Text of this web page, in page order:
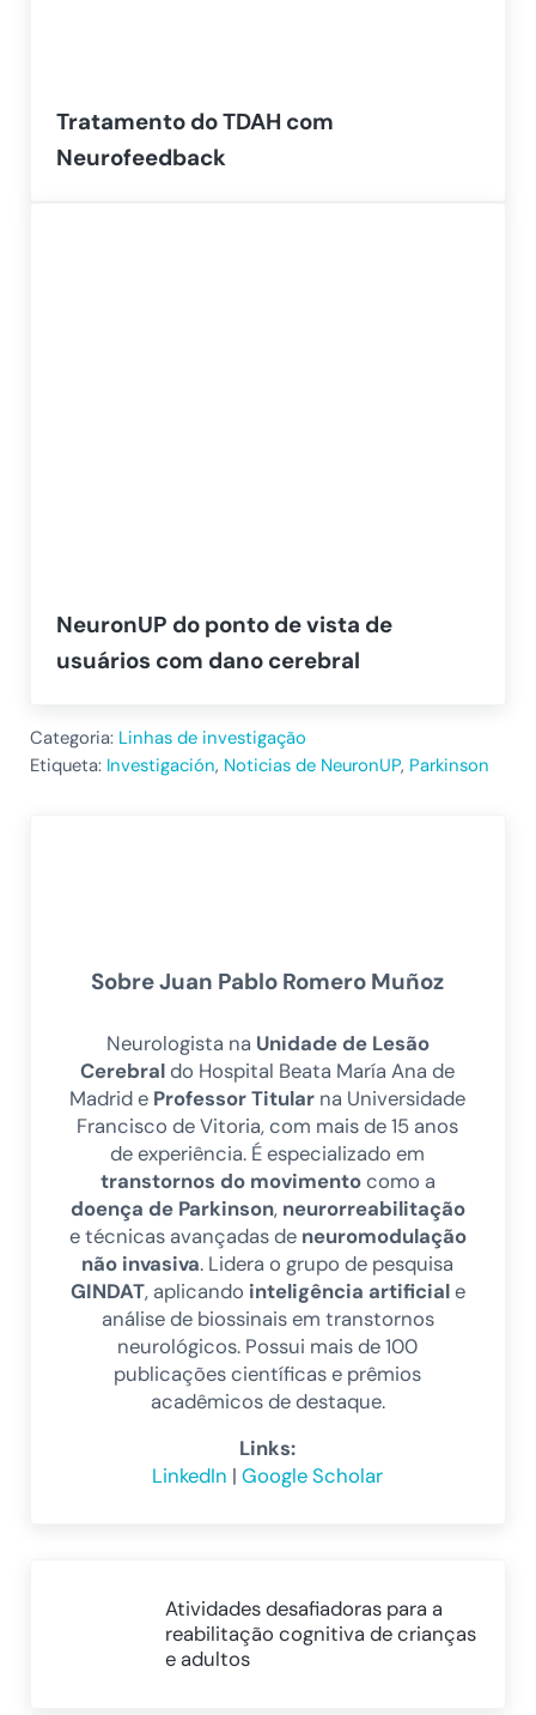
Tratamento do TDAH com
Neurofeedback
NeuronUP do ponto de vista de
usuários com dano cerebral
Categoria: Linhas de investigação
Etiqueta: Investigación, Noticias de NeuronUP, Parkinson
SobreJuan Pablo Romero Muñoz
Neurologista na Unidade de Lesão
Cerebraldo Hospital Beata María Ana de
Madrid e Professor Titular na Universidade
Francisco de Vitoria, com mais de 15 anos
de experiência. É especializado em
transtornos do movimentocomo a
doença de Parkinson, neurorreabilitação
e técnicas avançadas de neuromodulação
não invasiva. Lidera o grupo de pesquisa
GINDAT, aplicando inteligência artificiale
análise de biossinais em transtornos
neurológicos. Possui mais de 100
publicações científicas e prêmios
acadêmicos de destaque.
Links:
LinkedIn |Google Scholar
Atividades desafiadoras para a
reabilitação cognitiva de crianças
e adultos